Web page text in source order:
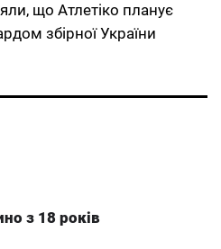
що Атлетіко планує
збірної України
з 18 років